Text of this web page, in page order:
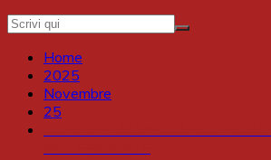
Home
2025
Novembre
25